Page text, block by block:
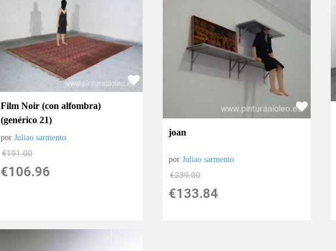
Film Noir (con alfombra)
(genérico 21)
porJuliao sarmento
€191.00
€106.96
joan
porJuliao sarmento
€239.00
€133.84